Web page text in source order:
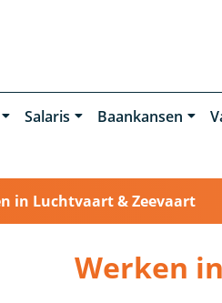
Salaris Baankansen
in Luchtvaart & Zeevaart
Werken